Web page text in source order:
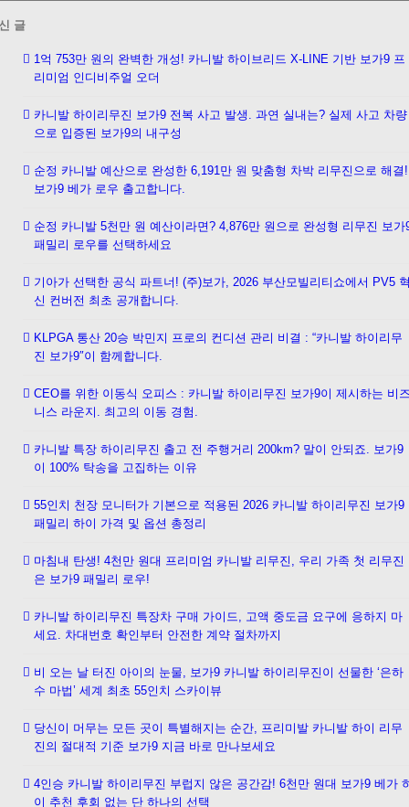
글
1억 753만 원의 완벽한 개성! 카니발 하이브리드 X-LINE 기반 보가9 프
리미엄 인디비주얼 오더
카니발 하이리무진 보가9 전복 사고 발생. 과연 실내는? 실제 사고 차량
으로 입증된 보가9의 내구성
순정 카니발 예산으로 완성한 6,191만 원 맞춤형 차박 리무진으로 해결!
보가9 베가 로우 출고합니다.
순정 카니발 5천만 원 예산이라면? 4,876만 원으로 완성형 리무진 보가
패밀리 로우를 선택하세요
기아가 선택한 공식 파트너! (주)보가, 2026 부산모빌리티쇼에서 PV5
신 컨버전 최초 공개합니다.
KLPGA 통산 20승 박민지 프로의 컨디션 관리 비결 : “카니발 하이리무
진 보가9″이 함께합니다.
CEO를 위한 이동식 오피스 : 카니발 하이리무진 보가9이 제시하는 비
니스 라운지. 최고의 이동 경험.
카니발 특장 하이리무진 출고 전 주행거리 200km? 말이 안되죠. 보가9
이 100% 탁송을 고집하는 이유
55인치 천장 모니터가 기본으로 적용된 2026 카니발 하이리무진 보가9
패밀리 하이 가격 및 옵션 총정리
마침내 탄생! 4천만 원대 프리미엄 카니발 리무진, 우리 가족 첫 리무진
은 보가9 패밀리 로우!
카니발 하이리무진 특장차 구매 가이드, 고액 중도금 요구에 응하지 마
세요. 차대번호 확인부터 안전한 계약 절차까지
비 오는 날 터진 아이의 눈물, 보가9 카니발 하이리무진이 선물한 ‘은하
수 마법’ 세계 최초 55인치 스카이뷰
당신이 머무는 모든 곳이 특별해지는 순간, 프리미발 카니발 하이 리무
진의 절대적 기준 보가9 지금 바로 만나보세요
4인승 카니발 하이리무진 부럽지 않은 공간감! 6천만 원대 보가9 베가
이 추천 후회 없는 단 하나의 선택